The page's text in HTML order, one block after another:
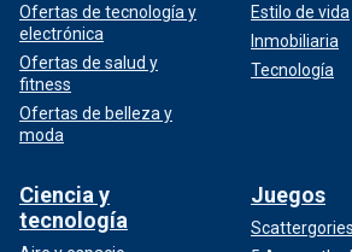
Ofertas de tecnología y
electrónica
Ofertas de salud y
fitness
Ofertas de belleza y
moda
Estilo de vida
Inmobiliaria
Tecnología
Ciencia y
tecnología
Juegos